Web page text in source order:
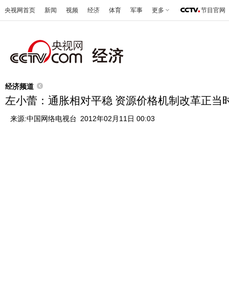
央视网首页 新闻 视频 经济 体育 军事 更多 节目官网
经济频道
左小蕾：通胀相对平稳 资源价格机制改革正当
来源:中国网络电视台 2012年02月11日 00:03